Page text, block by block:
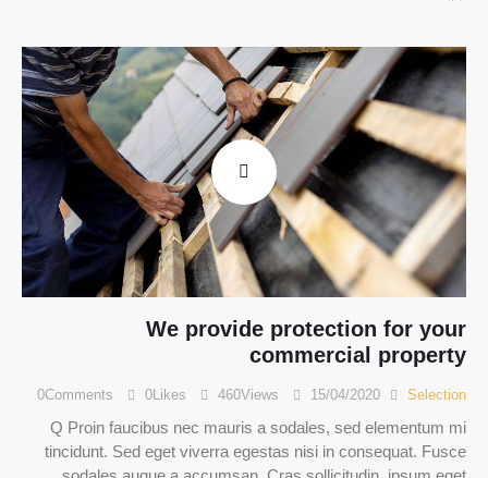
We provide protection for your
commercial property
Selection
15/04/2020
460Views
0Likes
0Comments
Q Proin faucibus nec mauris a sodales, sed elementum mi
tincidunt. Sed eget viverra egestas nisi in consequat. Fusce